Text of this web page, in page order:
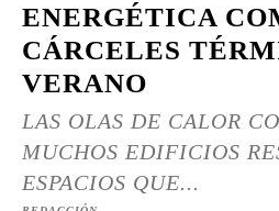
ENERGÉTICA
CÁRCELES
VERANO
LAS OLAS DE CALOR
MUCHOS EDIFICIOS
ESPACIOS QUE...